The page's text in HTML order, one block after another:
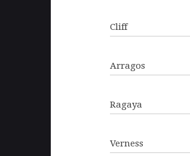
Cliff
Arragos
Ragaya
Verness